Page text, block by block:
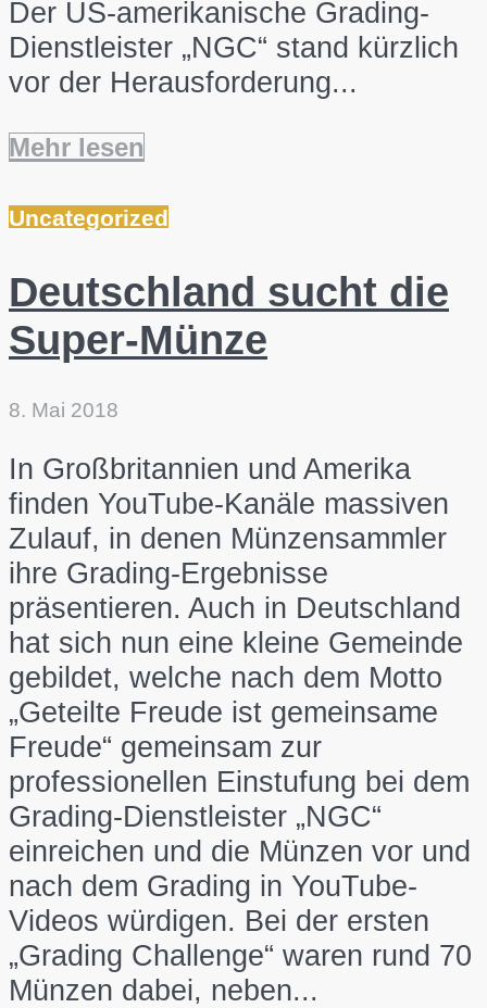
Der US-amerikanische Grading-
Dienstleister „NGC“ stand kürzlich
vor der Herausforderung...
Mehr lesen
Uncategorized
Deutschland sucht die
Super-Münze
8. Mai 2018
In Großbritannien und Amerika
finden YouTube-Kanäle massiven
Zulauf, in denen Münzensammler
ihre Grading-Ergebnisse
präsentieren. Auch in Deutschland
hat sich nun eine kleine Gemeinde
gebildet, welche nach dem Motto
„Geteilte Freude ist gemeinsame
Freude“ gemeinsam zur
professionellen Einstufung bei dem
Grading-Dienstleister „NGC“
einreichen und die Münzen vor und
nach dem Grading in YouTube-
Videos würdigen. Bei der ersten
„Grading Challenge“ waren rund 70
Münzen dabei, neben...